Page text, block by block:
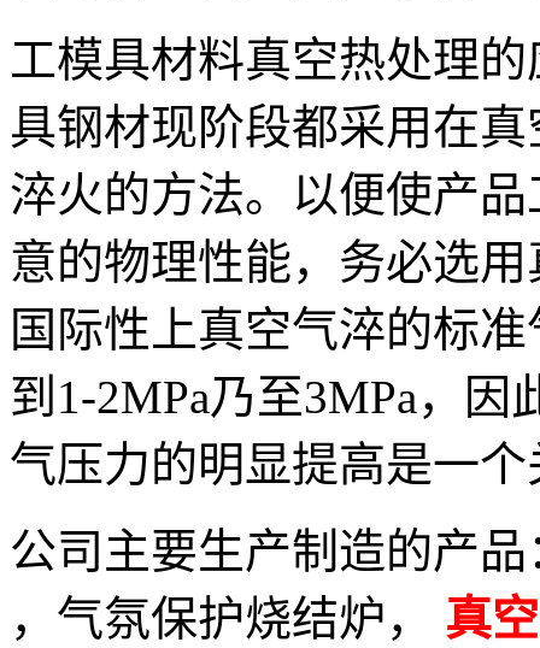
工模具材料真空热处理
具钢材现阶段都采用在
淬火的方法。以便使产
意的物理性能，务必选
国际性上真空气淬的标
到1-2MPa乃至3MPa，
气压力的明显提高是一
公司主要生产制造的产品
，气氛保护烧结炉， 真